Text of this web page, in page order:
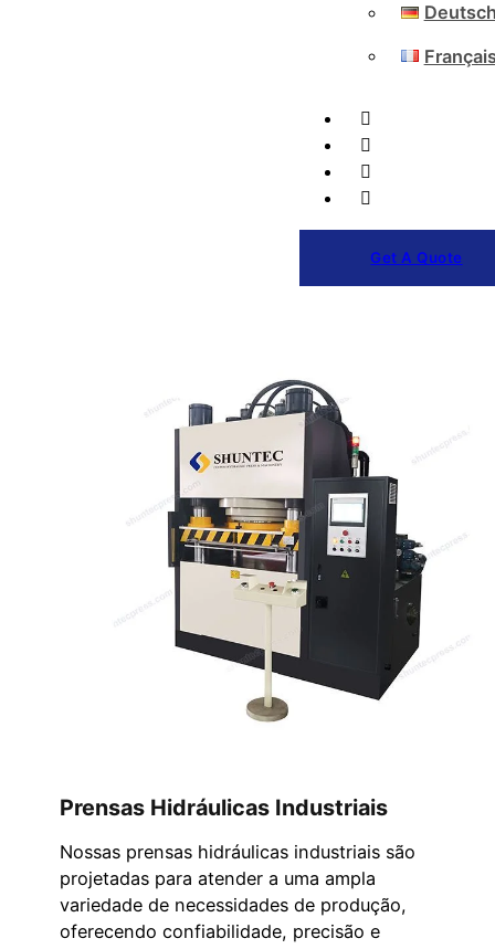
Get A Quote
Prensas Hidráulicas Industriais
Nossas prensas hidráulicas industriais são
projetadas para atender a uma ampla
variedade de necessidades de produção,
oferecendo confiabilidade, precisão e